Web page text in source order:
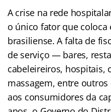
A crise na rede
o único fator que coloca
brasiliense. A falta de
de serviço — bares,
cabeleireiros, hospitais,
massagem, entre
aos consumidores da